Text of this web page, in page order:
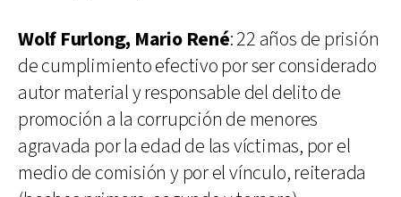
Wolf Furlong, Mario René: 22 años de prisión
de cumplimiento efectivo por ser considerado
autor material y responsable del delito de
promoción a la corrupción de menores
agravada por la edad de las víctimas, por el
medio de comisión y por el vínculo, reiterada